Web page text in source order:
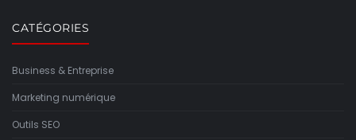
CATÉGORIES
Business & Entreprise
Marketing numérique
Outils SEO